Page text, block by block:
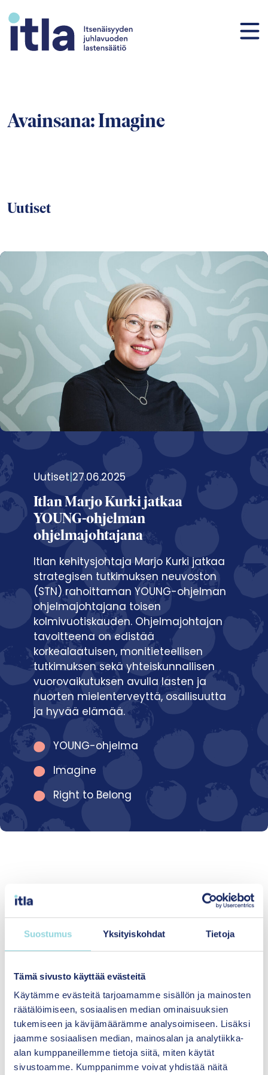
Suostumus Yksityiskohdat Tietoja
Tämä sivusto käyttää evästeitä
Käytämme evästeitä tarjoamamme sisällön ja mainosten
räätälöimiseen, sosiaalisen median ominaisuuksien
tukemiseen ja kävijämäärämme analysoimiseen. Lisäksi
jaamme sosiaalisen median, mainosalan ja analytiikka-
alan kumppaneillemme tietoja siitä, miten käytät
sivustoamme. Kumppanimme voivat yhdistää näitä
Avainsana:Imagine
Uutiset
Uutiset|27.06.2025
Itlan Marjo Kurki jatkaa
YOUNG-ohjelman
ohjelmajohtajana
Itlan kehitysjohtaja Marjo Kurki jatkaa
strategisen tutkimuksen neuvoston
(STN) rahoittaman YOUNG-ohjelman
ohjelmajohtajana toisen
kolmivuotiskauden. Ohjelmajohtajan
tavoitteena on edistää
korkealaatuisen, monitieteellisen
tutkimuksen sekä yhteiskunnallisen
vuorovaikutuksen avulla lasten ja
nuorten mielenterveyttä, osallisuutta
ja hyvää elämää.
YOUNG-ohjelma
Imagine
Right to Belong